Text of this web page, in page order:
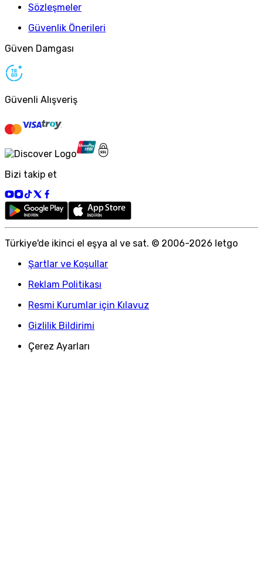
Sözleşmeler
Güvenlik Önerileri
Güven Damgası
Güvenli Alışveriş
Bizi takip et
Türkiye'de ikinci el eşya al ve sat. © 2006-2026 letgo
Şartlar ve Koşullar
Reklam Politikası
Resmi Kurumlar için Kılavuz
Gizlilik Bildirimi
Çerez Ayarları